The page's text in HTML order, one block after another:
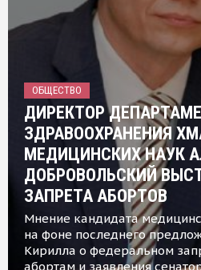
ОБЩЕСТВО
ДИРЕКТОР
ЗДРАВООХРАНЕНИЯ
МЕДИЦИНСКИХ НАУК
ДОБРОВОЛЬСКИЙ
ЗАПРЕТА АБОРТОВ
Мнение кандидата
на фоне последнего
Кирилла о федеральном
абортам и заявления